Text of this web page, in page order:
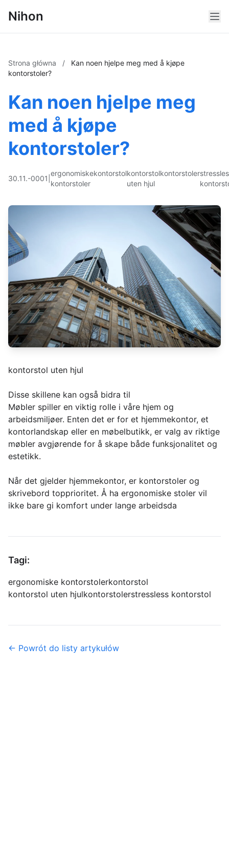
Nihon
Strona główna /
Kan noen hjelpe meg med å kjøpe
kontorstoler?
Kan noen hjelpe meg
med å kjøpe
kontorstoler?
30.11.-0001
ergonomiske
kontorstoler
kontorstolkontorstol
uten hjul
kontorstoler
kontorstol uten hjul
Disse skillene kan også bidra til
Møbler spiller en viktig rolle i våre hjem og
arbeidsmiljøer. Enten det er for et hjemmekontor, et
kontorlandskap eller en møbelbutikk, er valg av riktige
møbler avgjørende for å skape både funksjonalitet og
estetikk.
Når det gjelder hjemmekontor, er kontorstoler og
skrivebord topprioritet. Å ha ergonomiske stoler vil
ikke bare gi komfort under lange arbeidsda
Tagi:
ergonomiske kontorstolerkontorstol
kontorstol uten hjulkontorstolerstressless kontorstol
← Powrót do listy artykułów